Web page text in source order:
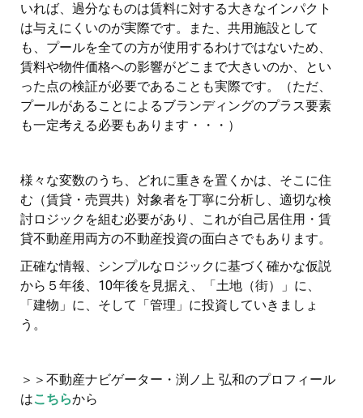
いれば、過分なものは賃料に対する大きなインパクト
は与えにくいのが実際です。また、共用施設として
も、プールを全ての方が使用するわけではないため、
賃料や物件価格への影響がどこまで大きいのか、とい
った点の検証が必要であることも実際です。（ただ、
プールがあることによるブランディングのプラス要素
も一定考える必要もあります・・・）
様々な変数のうち、どれに重きを置くかは、そこに住
む（賃貸・売買共）対象者を丁寧に分析し、適切な検
討ロジックを組む必要があり、これが自己居住用・賃
貸不動産用両方の不動産投資の面白さでもあります。
正確な情報、シンプルなロジックに基づく確かな仮説
から５年後、10年後を見据え、「土地（街）」に、
「建物」に、そして「管理」に投資していきましょ
う。
＞＞不動産ナビゲーター・渕ノ上 弘和のプロフィール
はこちらから